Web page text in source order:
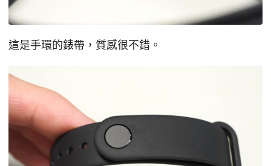
這是手環的錶帶，質感很不錯。